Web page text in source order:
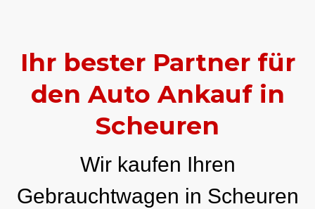
Ihr bester Partner für
den Auto Ankauf in
Scheuren
Wir kaufen Ihren
Gebrauchtwagen in Scheuren